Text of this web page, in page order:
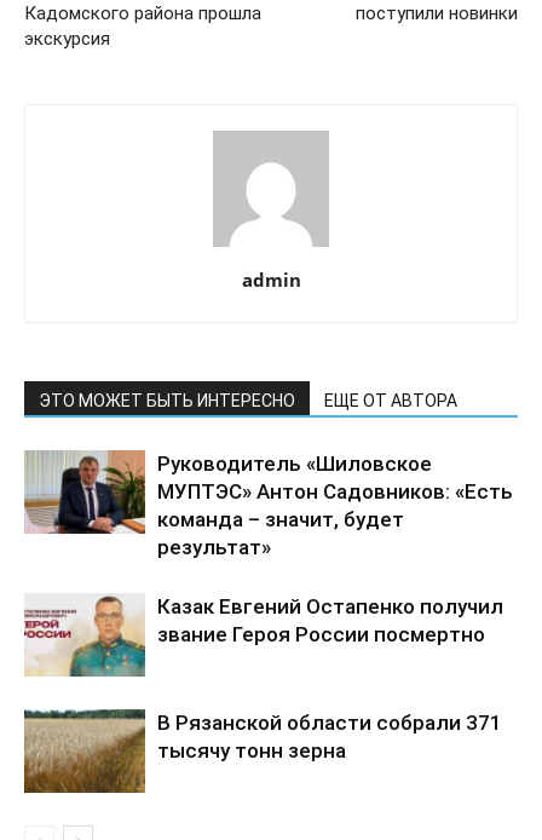
Кадомского района прошла
экскурсия
поступили новинки
admin
ЭТО МОЖЕТ БЫТЬ ИНТЕРЕСНО ЕЩЕ ОТ АВТОРА
Руководитель «Шиловское
МУПТЭС» Антон Садовников: «Есть
команда – значит, будет
результат»
Казак Евгений Остапенко получил
звание Героя России посмертно
В Рязанской области собрали 371
тысячу тонн зерна